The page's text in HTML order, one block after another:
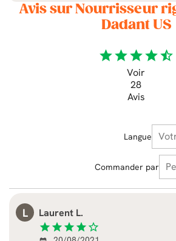
Avis sur Nourrisseur
Dadant US
starstarstarstarstar_half
Voir
28
Avis
Langue
Commander par
L Laurent L.
star star star star star_border